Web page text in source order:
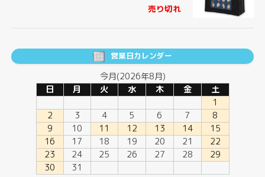
売り切れ
営業日カレンダー
今月(2026年8月)
日
月 火 水 木 金
土
1
2
3 4 5 6 7
8
9
10 11 12 13 14
15
16
17 18 19 20 21
22
23
24 25 26 27 28
29
30
31